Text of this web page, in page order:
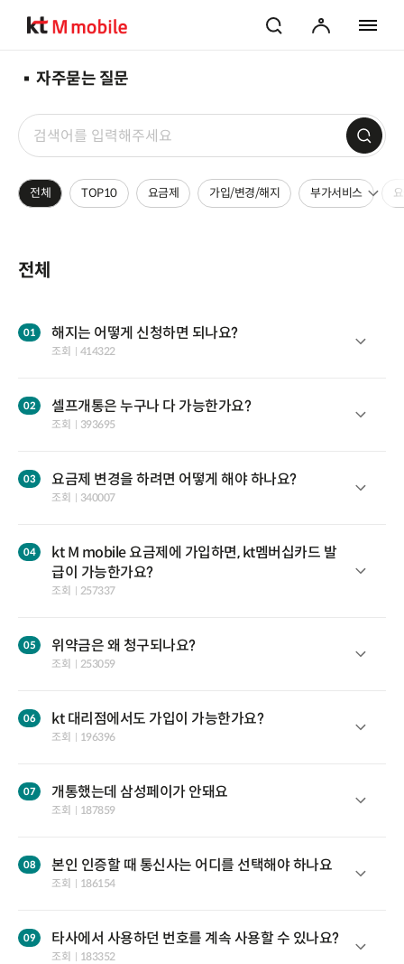
검색
마이페이지
자주묻는 질문
검색어
전체 TOP10 요금제 가입/변경/해지 부가서비스
전체
해지는 어떻게 신청하면 되나요?
조회 414322
셀프개통은 누구나 다 가능한가요?
조회 393695
요금제 변경을 하려면 어떻게 해야 하나요?
조회 340007
kt M mobile 요금제에 가입하면, kt멤버십카드 발
급이 가능한가요?
조회 257337
위약금은 왜 청구되나요?
조회 253059
kt 대리점에서도 가입이 가능한가요?
조회 196396
개통했는데 삼성페이가 안돼요
조회 187859
본인 인증할 때 통신사는 어디를 선택해야 하나요
조회 186154
타사에서 사용하던 번호를 계속 사용할 수 있나요?
조회 183352